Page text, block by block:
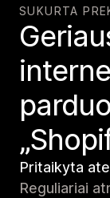
SUKURTA
Pritaikyta
Reguliariai